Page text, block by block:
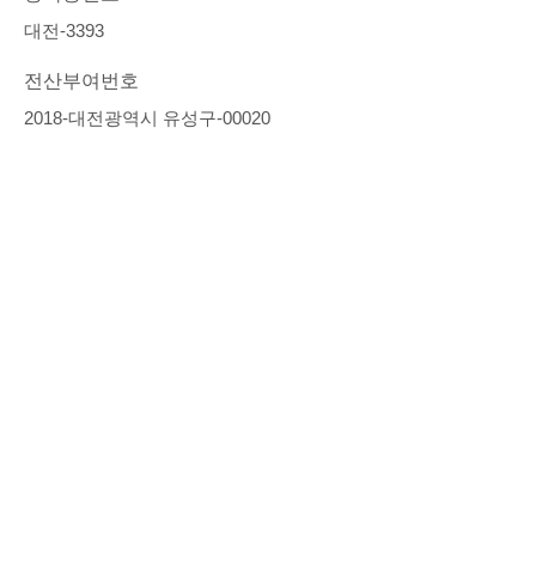
대전-3393
전산부여번호
2018-대전광역시 유성구-00020